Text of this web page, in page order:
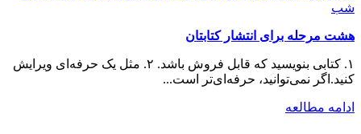
شب
هشت مرحله برای انتشار کتابتان
۱. کتابی بنویسید که قابل فروش باشد. ۲. مثل یک حرفه‌ای ویرایش
کنید.اگر نمی‌توانید، حرفه‎‌ای‌تر است...
ادامه مطالعه